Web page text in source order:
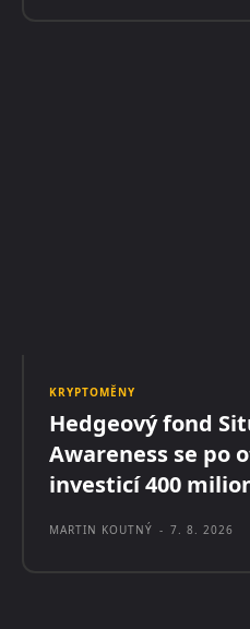
KRYPTOMĚNY
Hedgeový fond
Awareness se po
investicí 400
MARTIN KOUTNÝ - 7. 8. 2026